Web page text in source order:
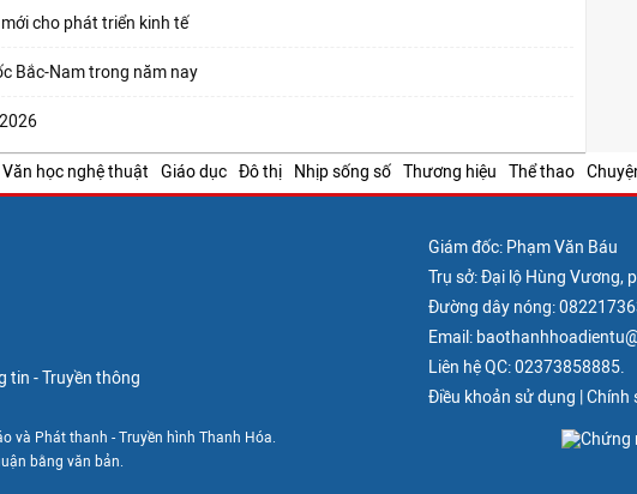
cho phát triển kinh tế
Bắc-Nam trong năm nay
Văn học nghệ thuật Giáo dục Đô thị Nhịp sống số Thương hiệu Thể thao
tin - Truyền thông
và Phát thanh - Truyền hình Thanh Hóa.
bằng văn bản.
Giám đốc: Phạm Văn Báu
Trụ sở: Đại lộ Hùng Vương,
Đường dây nóng:
Email:
Liên hệ QC: 02373858885.
Điều khoản sử dụng
Chính